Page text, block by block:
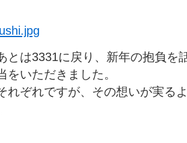
とは3331に戻り、新年の抱負を
をいただきました。
れぞれですが、その想いが実る